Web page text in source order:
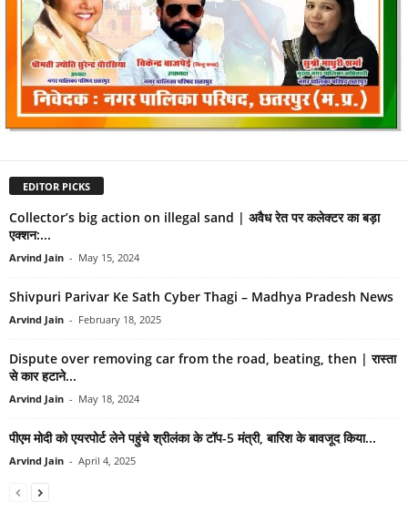
EDITOR PICKS
Collector’s big action on illegal sand | अवैध रेत पर कलेक्टर का बड़ा
एक्शन:...
Arvind Jain - May 15, 2024
Shivpuri Parivar Ke Sath Cyber Thagi – Madhya Pradesh News
Arvind Jain - February 18, 2025
Dispute over removing car from the road, beating, then | रास्ता
से कार हटाने...
Arvind Jain - May 18, 2024
पीएम मोदी को एयरपोर्ट लेने पहुंचे श्रीलंका के टॉप-5 मंत्री, बारिश के बावजूद किया...
Arvind Jain - April 4, 2025